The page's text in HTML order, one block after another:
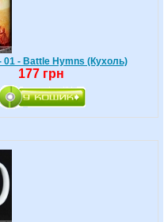
01 - Battle Hymns (Кухоль)
177 грн